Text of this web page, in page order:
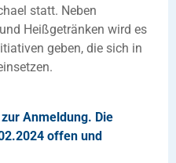
statt. Neben
Heißgetränken wird es
geben, die sich in
Anmeldung. Die
offen und